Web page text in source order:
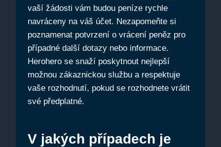
vaší žádosti vám budou peníze rychle
navráceny na váš účet. Nezapomeňte si
poznamenat potvrzení o vrácení peněz pro
případné další dotazy nebo informace.
Herohero se snaží poskytnout nejlepší
možnou zákaznickou službu a respektuje
vaše rozhodnutí, pokud se rozhodnete vrátit
své předplatné.
V jakých případech je